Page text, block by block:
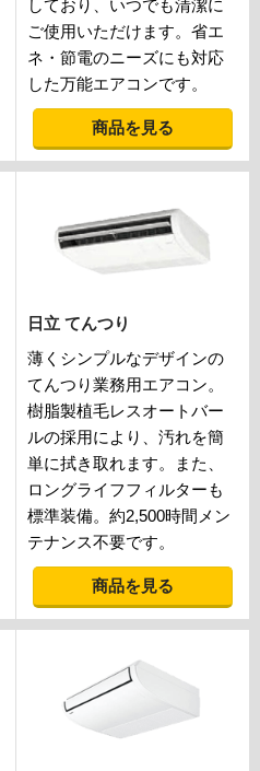
しており、いつでも清潔に
ご使用いただけます。省エ
ネ・節電のニーズにも対応
した万能エアコンです。
商品を見る
日立 てんつり
薄くシンプルなデザインの
てんつり業務用エアコン。
樹脂製植毛レスオートバー
ルの採用により、汚れを簡
単に拭き取れます。また、
ロングライフフィルターも
標準装備。約2,500時間メン
テナンス不要です。
商品を見る